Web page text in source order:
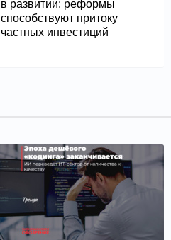
в развитии: реформы
способствуют притоку
частных инвестиций